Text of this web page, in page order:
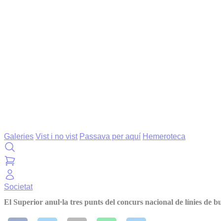
Galeries Vist i no vist Passava per aquí Hemeroteca
Societat
El Superior anul·la tres punts del concurs nacional de línies de